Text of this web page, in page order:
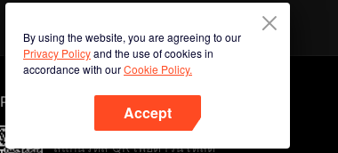
By using the website, you are agreeing to our
Privacy Policyand the use of cookies in
accordance with ourCookie Policy.
Accept
Phone
สแกนรหัส QR เพื่อดาวน์โหลด